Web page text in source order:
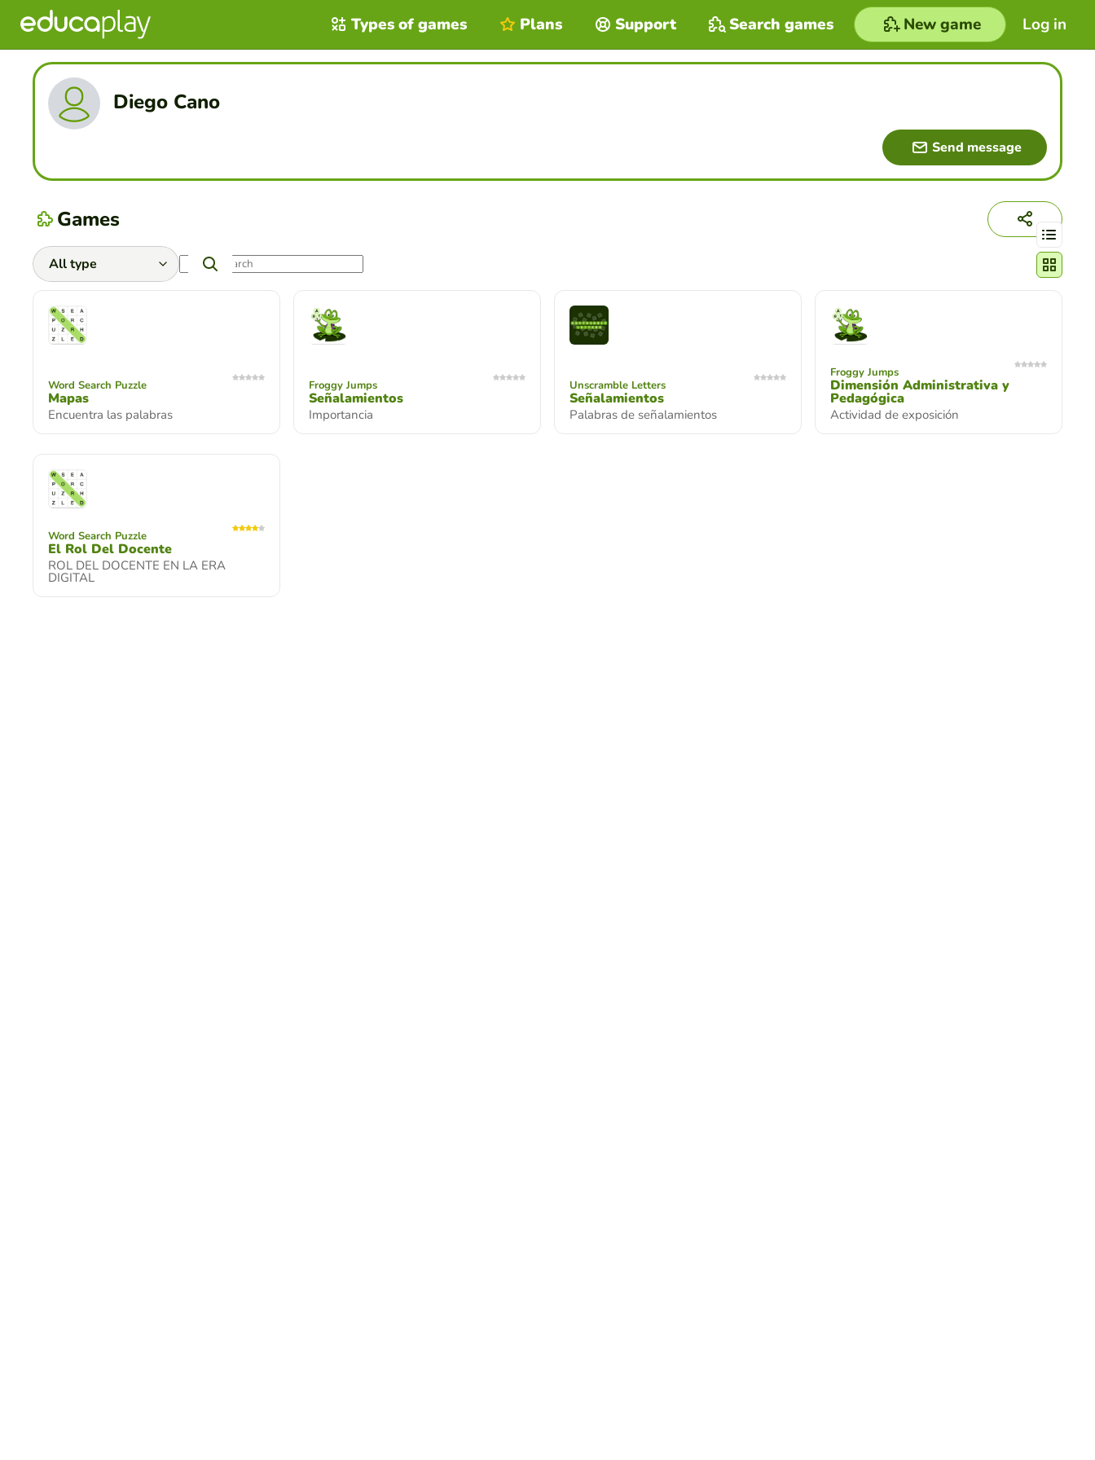
Log in
Types of games Plans Support Search games New game
Diego Cano
Send message
Games Change
Word Search Puzzle
Mapas
Encuentra las palabras
Froggy Jumps
Señalamientos
Importancia
Unscramble Letters
Señalamientos
Palabras de señalamientos
Froggy Jumps
Dimensión Administrativa y
Pedagógica
Actividad de exposición
Word Search Puzzle
El Rol Del Docente
ROL DEL DOCENTE EN LA ERA
DIGITAL